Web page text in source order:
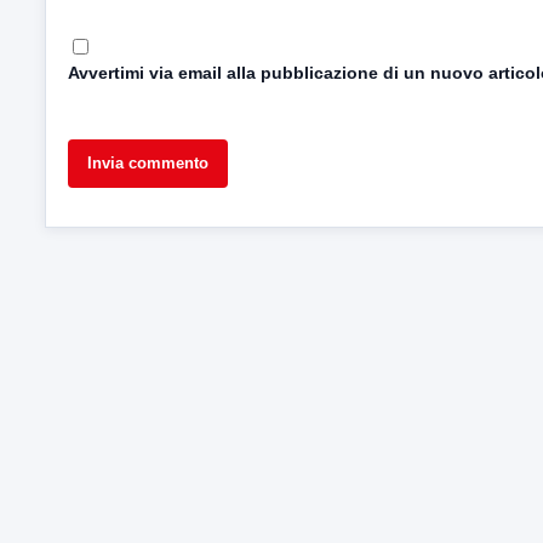
Avvertimi via email alla pubblicazione di un nuovo